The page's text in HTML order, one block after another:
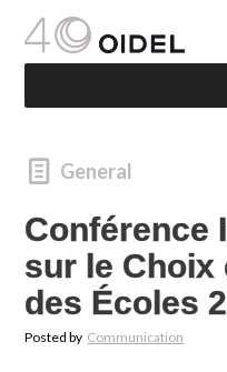
General
Conférence
sur le Choix
des Écoles
Posted by Communication